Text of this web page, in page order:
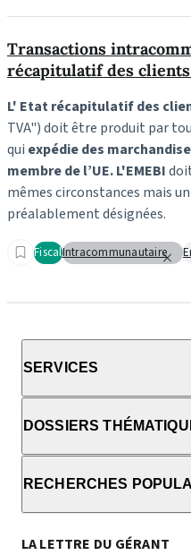
Transactions
récapitulatif des
L' Etat récapitulatif des
TVA") doit être produit par
qui expédie des
membre de l’UE. L'EMEBI
mêmes circonstances mais
préalablement désignées.
FiscalIntracommunautaire
SERVICES
DOSSIERS
RECHERCHES
LA LETTRE DU GÉRANT